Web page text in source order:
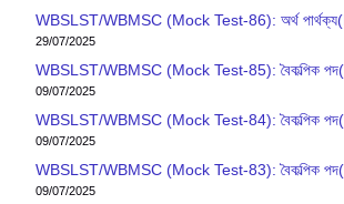
WBSLST/WBMSC (Mock Test-86): অর্থ
29/07/2025
WBSLST/WBMSC (Mock Test-85): বৈকল্পিক
09/07/2025
WBSLST/WBMSC (Mock Test-84): বৈকল্পিক
09/07/2025
WBSLST/WBMSC (Mock Test-83): বৈকল্পিক
09/07/2025